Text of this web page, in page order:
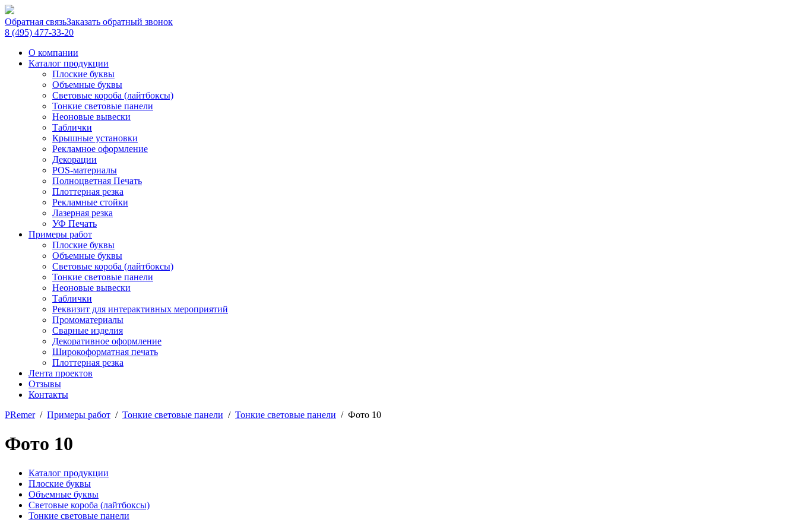
Обратная связьЗаказать обратный звонок
8 (495) 477-33-20
О компании
Каталог продукции
Плоские буквы
Объемные буквы
Световые короба (лайтбоксы)
Тонкие световые панели
Неоновые вывески
Таблички
Крышные установки
Рекламное оформление
Декорации
POS-материалы
Полноцветная Печать
Плоттерная резка
Рекламные стойки
Лазерная резка
УФ Печать
Примеры работ
Плоские буквы
Объемные буквы
Световые короба (лайтбоксы)
Тонкие световые панели
Неоновые вывески
Таблички
Реквизит для интерактивных мероприятий
Промоматериалы
Сварные изделия
Декоративное оформление
Широкоформатная печать
Плоттерная резка
Лента проектов
Отзывы
Контакты
PRemer/ Примеры работ / Тонкие световые панели / Тонкие световые панели / Фото 10
Фото 10
Каталог продукции
Плоские буквы
Объемные буквы
Световые короба (лайтбоксы)
Тонкие световые панели